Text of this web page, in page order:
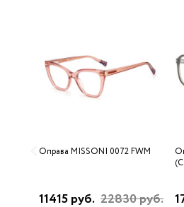
Оправа MISSONI 0072 FWM
11415 руб. 22830 руб.